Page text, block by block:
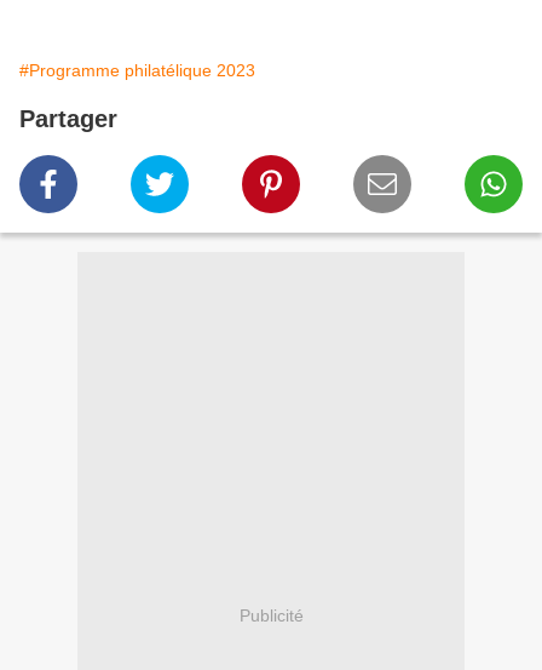
#Programme philatélique 2023
Partager
Publicité